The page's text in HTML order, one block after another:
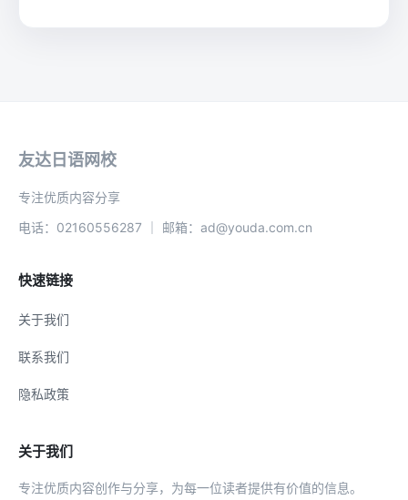
友达日语网校
专注优质内容分享
电话：02160556287 ｜ 邮箱：ad@youda.com.cn
快速链接
关于我们
联系我们
隐私政策
关于我们
专注优质内容创作与分享，为每一位读者提供有价值的信息。